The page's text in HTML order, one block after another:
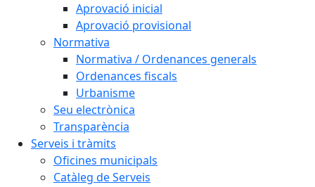
Aprovació inicial
Aprovació provisional
Normativa
Normativa / Ordenances generals
Ordenances fiscals
Urbanisme
Seu electrònica
Transparència
Serveis i tràmits
Oficines municipals
Catàleg de Serveis